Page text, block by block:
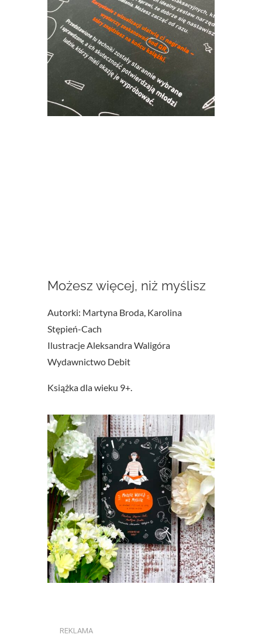
Możesz więcej, niż myślisz
Autorki: Martyna Broda, Karolina
Stępień-Cach
Ilustracje Aleksandra Waligóra
Wydawnictwo Debit
Książka dla wieku 9+.
REKLAMA